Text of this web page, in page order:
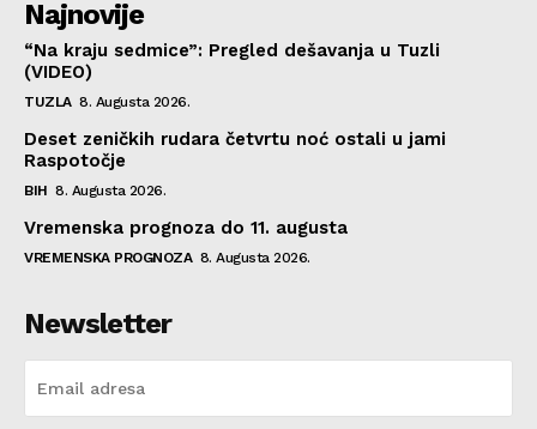
Najnovije
“Na kraju sedmice”: Pregled dešavanja u Tuzli
(VIDEO)
TUZLA 8. Augusta 2026.
Deset zeničkih rudara četvrtu noć ostali u jami
Raspotočje
BIH 8. Augusta 2026.
Vremenska prognoza do 11. augusta
VREMENSKA PROGNOZA 8. Augusta 2026.
Newsletter